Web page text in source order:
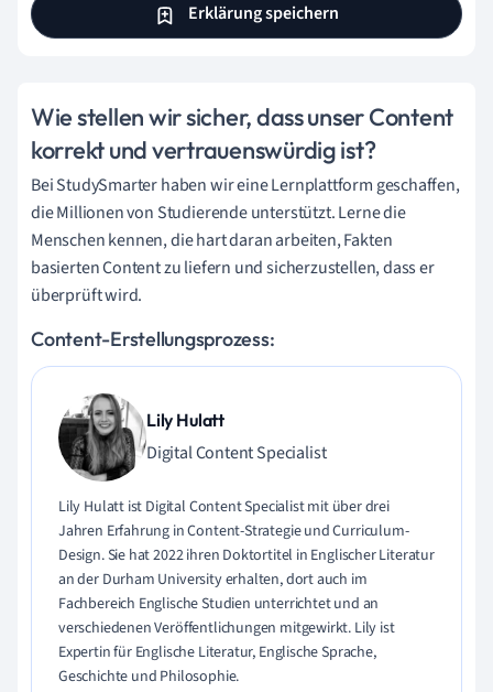
Erklärung speichern
Wie stellen wir sicher, dass unser Content
korrekt und vertrauenswürdig ist?
Bei StudySmarter haben wir eine Lernplattform geschaffen,
die Millionen von Studierende unterstützt. Lerne die
Menschen kennen, die hart daran arbeiten, Fakten
basierten Content zu liefern und sicherzustellen, dass er
überprüft wird.
Content-Erstellungsprozess:
Lily Hulatt
Digital Content Specialist
Lily Hulatt ist Digital Content Specialist mit über drei
Jahren Erfahrung in Content-Strategie und Curriculum-
Design. Sie hat 2022 ihren Doktortitel in Englischer Literatur
an der Durham University erhalten, dort auch im
Fachbereich Englische Studien unterrichtet und an
verschiedenen Veröffentlichungen mitgewirkt. Lily ist
Expertin für Englische Literatur, Englische Sprache,
Geschichte und Philosophie.